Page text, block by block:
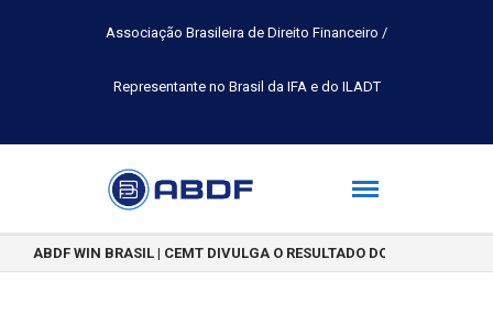
Associação Brasileira de Direito Financeiro /
Representante no Brasil da IFA e do ILADT
ABDF WIN BRASIL | CEMT DIVULGA O RESULTADO DO CONCURSO